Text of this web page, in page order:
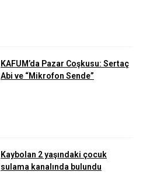
KAFUM’da Pazar Coşkusu: Sertaç
Abi ve “Mikrofon Sende”
Kaybolan 2 yaşındaki çocuk
sulama kanalında bulundu